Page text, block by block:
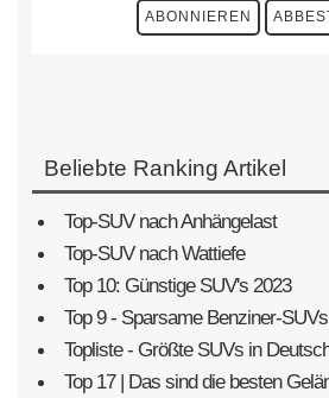
Beliebte Ranking Artikel
Top-SUV nach Anhängelast
Top-SUV nach Wattiefe
Top 10: Günstige SUV's 2023
Top 9 - Sparsame Benziner-SUVs
Topliste - Größte SUVs in
Top 17 | Das sind die besten